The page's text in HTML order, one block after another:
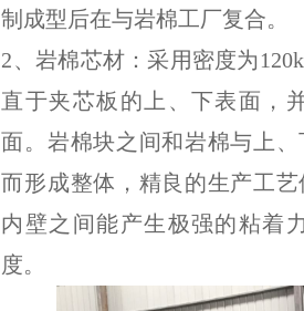
制成型后在与岩棉工厂复合。
2、岩棉芯材：采用密度为
直于夹芯板的上、下表面，
面。岩棉块之间和岩棉与上
而形成整体，精良的生产工
内壁之间能产生极强的粘着
度。